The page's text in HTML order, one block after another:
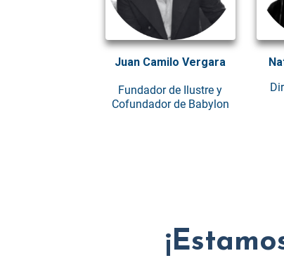
Juan Camilo Vergara
Fundador de Ilustre y
Cofundador de Babylon